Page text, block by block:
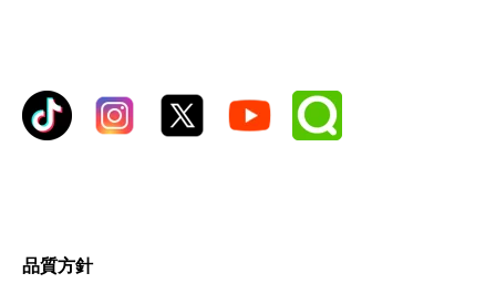
品質方針